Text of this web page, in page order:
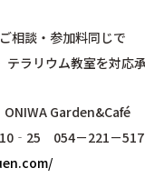
相談・参加料同じで
ラリウム教室を対応承
Garden&Café
054－221－